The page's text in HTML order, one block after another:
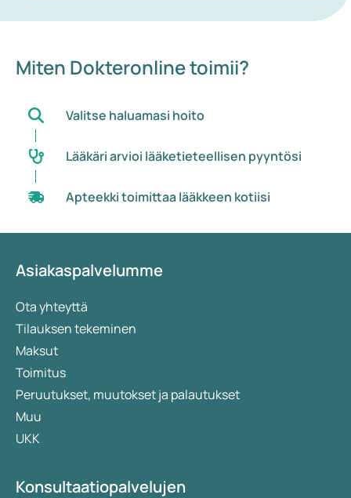
Miten Dokteronline toimii?
Valitse haluamasi hoito
Lääkäri arvioi lääketieteellisen pyyntösi
Apteekki toimittaa lääkkeen kotiisi
Asiakaspalvelumme
Ota yhteyttä
Tilauksen tekeminen
Maksut
Toimitus
Peruutukset, muutokset ja palautukset
Muu
UKK
Konsultaatiopalvelujen